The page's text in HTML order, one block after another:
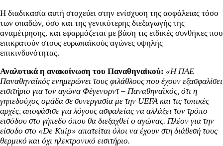
Η διαδικασία αυτή στοχεύει στην ενίσχυση της ασφάλειας τόσο
των οπαδών, όσο και της γενικότερης διεξαγωγής της
αναμέτρησης, και εφαρμόζεται με βάση τις ειδικές συνθήκες που
επικρατούν στους ευρωπαϊκούς αγώνες υψηλής
επικινδυνότητας.
Αναλυτικά η ανακοίνωση του Παναθηναϊκού: «Η ΠΑΕ
Παναθηναϊκός ενημερώνει τους φιλάθλους που έχουν εξασφαλίσει
εισιτήριο για τον αγώνα Φέγενορντ – Παναθηναϊκός, ότι η
γηπεδούχος ομάδα σε συνεργασία με την UEFA και τις τοπικές
αρχές, αποφάσισε για λόγους ασφαλείας να αλλάξει τον τρόπο
εισόδου στο γήπεδο όπου θα διεξαχθεί ο αγώνας. Πλέον για την
είσοδο στο «De Kuip» απατείται όλοι να έχουν στη διάθεσή τους
θερμικό και όχι ηλεκτρονικό εισιτήριο.